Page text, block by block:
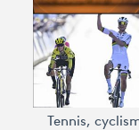
Tennis,